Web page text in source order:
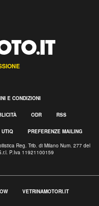
E CONDIZIONI
ODR RSS
PREFERENZE MAILING
Reg. Trib. di Milano Num. 277 del
P.Iva 11921100159
VETRINAMOTORI.IT